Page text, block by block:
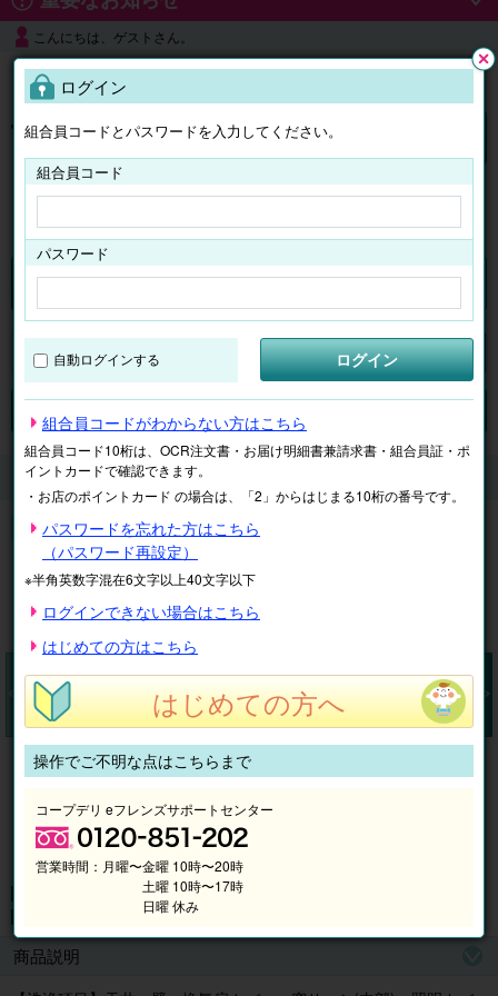
こんにちは、ゲストさん。
よくある質問
ログイン
くらしのサービス マイページ
検索
くらしのサービス 浴室クリーニング
浴室クリーニング
商品説明
る
ログイン
組合員コードとパスワードを入力してください。
組合員コード
パスワード
自動ログインする ログイン
組合員コードがわからない方はこちら
組合員コード10桁は、OCR注文書・お届け明細書兼請求書・組合員証・ポ
イントカードで確認できます。
・お店のポイントカード の場合は、「2」からはじまる10桁の番号です。
パスワードを忘れた方はこちら
（パスワード再設定）
※半角英数字混在6文字以上40文字以下
ログインできない場合はこちら
はじめての方はこちら
はじめての方へ
操作でご不明な点はこちらまで
コープデリ eフレンズサポートセンター
営業時間： 月曜〜金曜 10時〜20時
土曜 10時〜17時
日曜 休み